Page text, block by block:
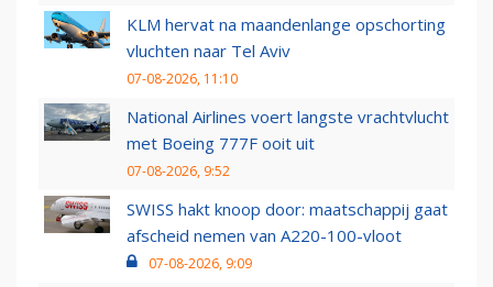
KLM hervat na maandenlange opschorting
vluchten naar Tel Aviv
07-08-2026, 11:10
National Airlines voert langste vrachtvlucht
met Boeing 777F ooit uit
07-08-2026, 9:52
SWISS hakt knoop door: maatschappij gaat
afscheid nemen van A220-100-vloot
07-08-2026, 9:09